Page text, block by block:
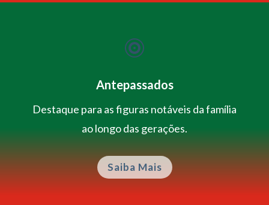

Antepassados
Destaque para as figuras notáveis da família
ao longo das gerações.
Saiba Mais